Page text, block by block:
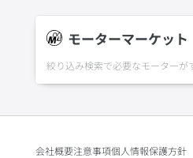
モーターマーケット
絞り込み検索で必要なモーターが
会社概要注意事項個人情報保護方針